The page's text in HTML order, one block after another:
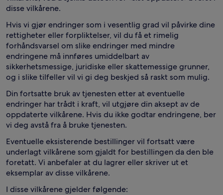
disse vilkårene.
Hvis vi gjør endringer som i vesentlig grad vil påvirke dine
rettigheter eller forpliktelser, vil du få et rimelig
forhåndsvarsel om slike endringer med mindre
endringene må innføres umiddelbart av
sikkerhetsmessige, juridiske eller skattemessige grunner,
og i slike tilfeller vil vi gi deg beskjed så raskt som mulig.
Din fortsatte bruk av tjenesten etter at eventuelle
endringer har trådt i kraft, vil utgjøre din aksept av de
oppdaterte vilkårene. Hvis du ikke godtar endringene, ber
vi deg avstå fra å bruke tjenesten.
Eventuelle eksisterende bestillinger vil fortsatt være
underlagt vilkårene som gjaldt for bestillingen da den ble
foretatt. Vi anbefaler at du lagrer eller skriver ut et
eksemplar av disse vilkårene.
I disse vilkårene gjelder følgende: